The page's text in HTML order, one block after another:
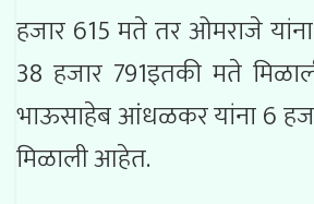
हजार 615 मते तर ओमराजे
38 हजार 791इतकी मते
भाऊसाहेब आंधळकर यांना 6
मिळाली आहेत.